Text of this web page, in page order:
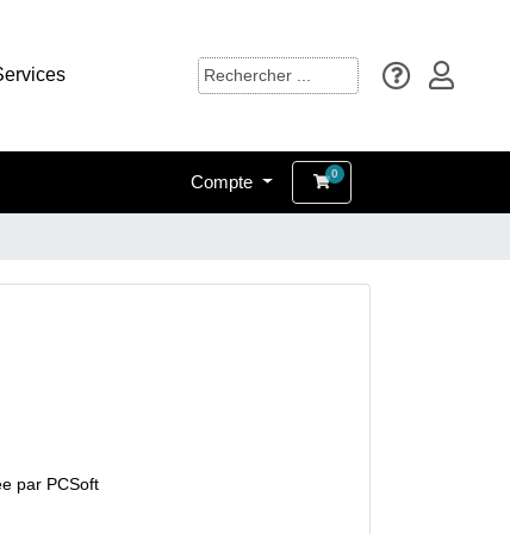
Compte 0
Panier
par PCSoft